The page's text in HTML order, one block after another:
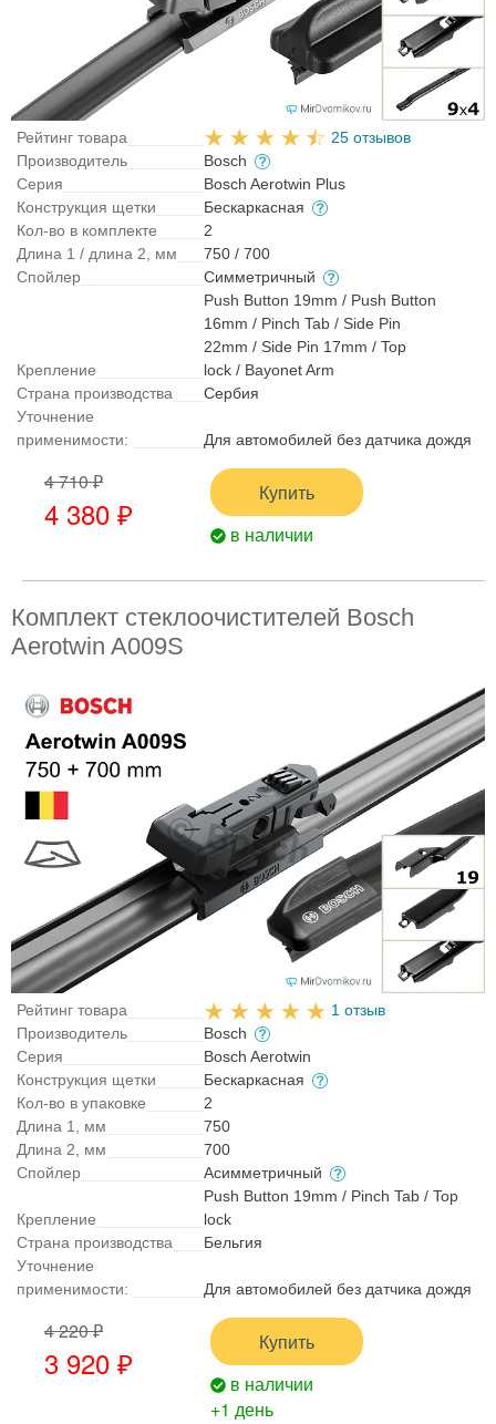
Рейтинг товара
25 отзывов
Производитель
Bosch
Серия
Bosch Aerotwin Plus
Конструкция щетки
Бескаркасная
Кол-во в комплекте
2
Длина 1 / длина 2, мм
750 / 700
Спойлер
Симметричный
Крепление
Push Button 19mm / Push Button
16mm / Pinch Tab / Side Pin
22mm / Side Pin 17mm / Top
lock / Bayonet Arm
Страна производства
Сербия
Уточнение
применимости:
Для автомобилей без датчика дождя
4 710 ₽
4 380 ₽
Купить
в наличии
Комплект стеклоочистителей Bosch
Aerotwin A009S
Рейтинг товара
1 отзыв
Производитель
Bosch
Серия
Bosch Aerotwin
Конструкция щетки
Бескаркасная
Кол-во в упаковке
2
Длина 1, мм
750
Длина 2, мм
700
Спойлер
Асимметричный
Крепление
Push Button 19mm / Pinch Tab / Top
lock
Страна производства
Бельгия
Уточнение
применимости:
Для автомобилей без датчика дождя
4 220 ₽
3 920 ₽
Купить
в наличии
+1 день